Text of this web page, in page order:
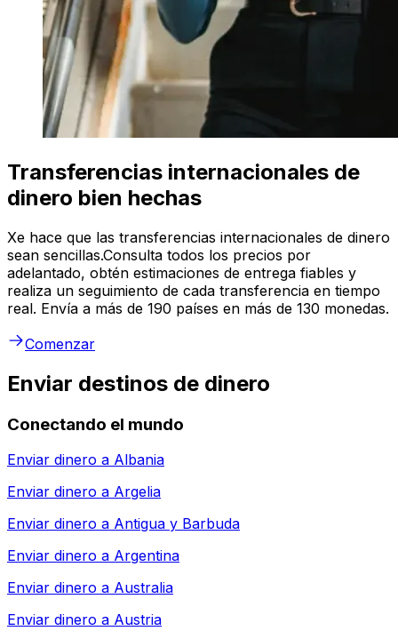
Transferencias internacionales de
dinero bien hechas
Xe hace que las transferencias internacionales de dinero
sean sencillas.Consulta todos los precios por
adelantado, obtén estimaciones de entrega fiables y
realiza un seguimiento de cada transferencia en tiempo
real. Envía a más de 190 países en más de 130 monedas.
Comenzar
Enviar destinos de dinero
Conectando el mundo
Enviar dinero a Albania
Enviar dinero a Argelia
Enviar dinero a Antigua y Barbuda
Enviar dinero a Argentina
Enviar dinero a Australia
Enviar dinero a Austria